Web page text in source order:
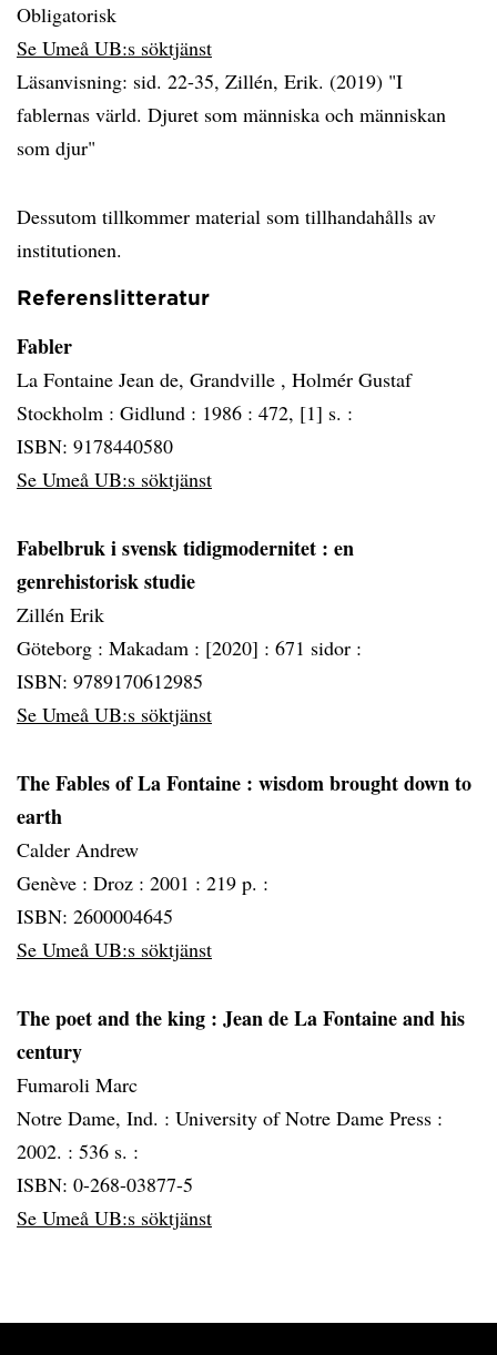
Obligatorisk
Se Umeå UB:s söktjänst
Läsanvisning: sid. 22-35, Zillén, Erik. (2019) "I
fablernas värld. Djuret som människa och människan
som djur"
Dessutom tillkommer material som tillhandahålls av
institutionen.
Referenslitteratur
Fabler
La Fontaine Jean de, Grandville , Holmér Gustaf
Stockholm : Gidlund : 1986 : 472, [1] s. :
ISBN: 9178440580
Se Umeå UB:s söktjänst
Fabelbruk i svensk tidigmodernitet : en
genrehistorisk studie
Zillén Erik
Göteborg : Makadam : [2020] : 671 sidor :
ISBN: 9789170612985
Se Umeå UB:s söktjänst
The Fables of La Fontaine : wisdom brought down to
earth
Calder Andrew
Genève : Droz : 2001 : 219 p. :
ISBN: 2600004645
Se Umeå UB:s söktjänst
The poet and the king : Jean de La Fontaine and his
century
Fumaroli Marc
Notre Dame, Ind. : University of Notre Dame Press :
2002. : 536 s. :
ISBN: 0-268-03877-5
Se Umeå UB:s söktjänst